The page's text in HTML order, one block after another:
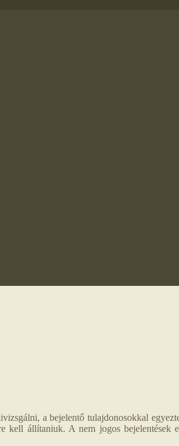
a bejelentő tulajdonosokkal
állítaniuk. A nem jogos bejelentések